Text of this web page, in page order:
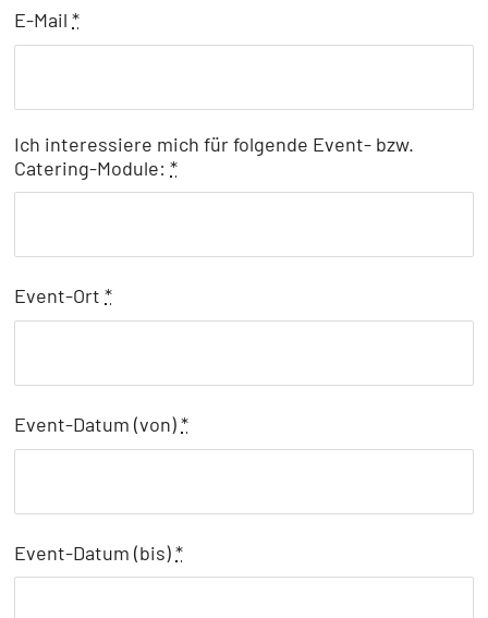
E-Mail*
Ich interessiere mich für folgende Event- bzw.
Catering-Module:*
Event-Ort*
Event-Datum (von)*
Event-Datum (bis)*